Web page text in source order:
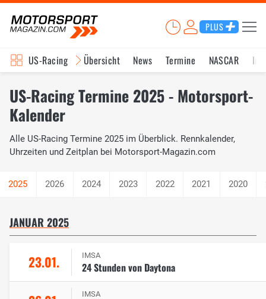
PLUS
US-Racing Übersicht News Termine NASCAR
US-Racing Termine 2025 - Motorsport-
Kalender
Alle US-Racing Termine 2025 im Überblick. Rennkalender,
Uhrzeiten und Zeitplan bei Motorsport-Magazin.com
2026 2024 2023 2022 2021 2020
JANUAR 2025
23.01. IMSA
24 Stunden von Daytona
IMSA